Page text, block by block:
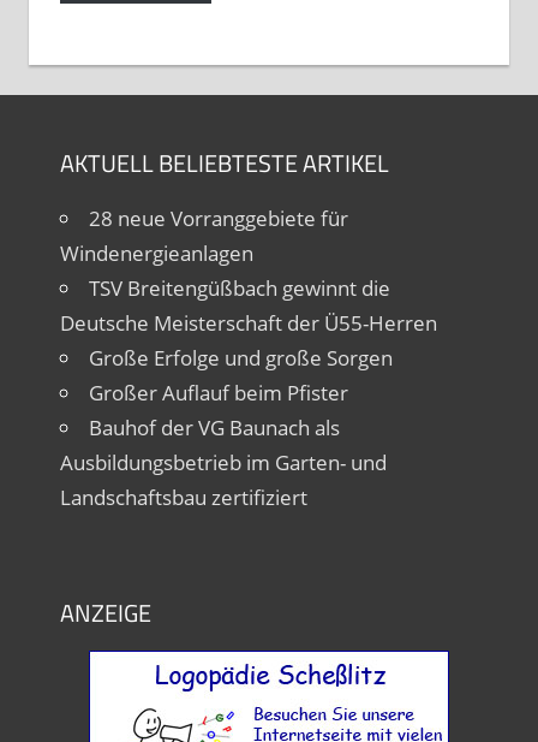
AKTUELL BELIEBTESTE ARTIKEL
28 neue Vorranggebiete für
Windenergieanlagen
TSV Breitengüßbach gewinnt die
Deutsche Meisterschaft der Ü55-Herren
Große Erfolge und große Sorgen
Großer Auflauf beim Pfister
Bauhof der VG Baunach als
Ausbildungsbetrieb im Garten- und
Landschaftsbau zertifiziert
ANZEIGE